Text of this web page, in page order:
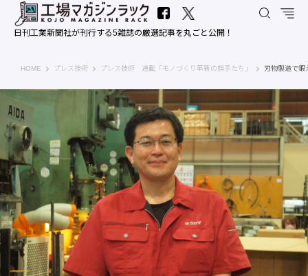
日刊工業新聞社が刊行する5雑誌の厳選記事を丸ごと公開！
HOME 工場マガジンラック｜日刊工業新聞社
プレス技術 プレス技術 連載「モノづくり革新の旗手たち」 刃物製造で